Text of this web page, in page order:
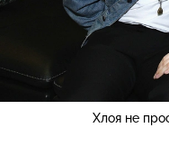
Хлоя не